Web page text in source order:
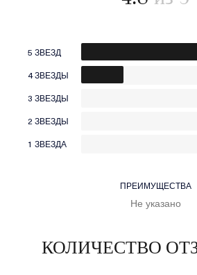
5 ЗВЕЗД
4 ЗВЕЗДЫ
3 ЗВЕЗДЫ
2 ЗВЕЗДЫ
1 ЗВЕЗДА
ПРЕИМУЩЕСТВА
Не указано
КОЛИЧЕСТВО